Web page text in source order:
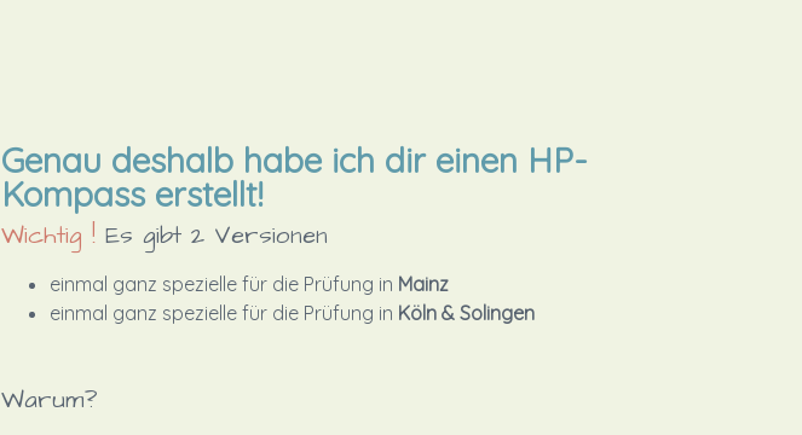
Genau deshalb habe ich dir einen HP-
Kompass erstellt!
Wichtig ! Es gibt 2 Versionen
einmal ganz spezielle für die Prüfung in Mainz
einmal ganz spezielle für die Prüfung in Köln & Solingen
Warum?